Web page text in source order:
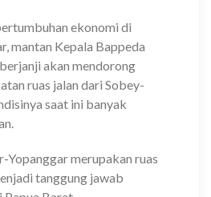
ekonomi di
mantan Kepala Bappeda
akan mendorong
ruas jalan dari Sobey-
saat ini banyak
Yopanggar merupakan ruas
tanggung jawab